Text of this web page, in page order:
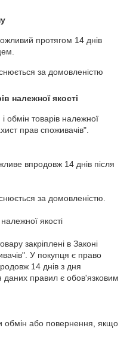
протягом 14 днів
за домовленістю
належної якості
обмін товарів належної
прав споживачів".
впродовж 14 днів після
за домовленістю.
якості
закріплені в Законі
У покупця є право
14 днів з дня
правил є обов'язковим
обмін або повернення, якщо